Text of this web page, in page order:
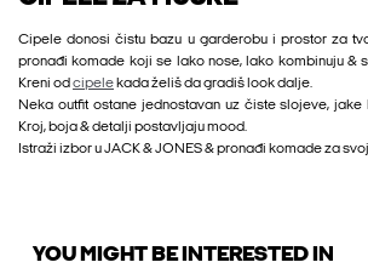
Cipele donosi čistu bazu u garderobu i prostor za
pronađi komade koji se lako nose, lako kombinuju &
Kreni od cipele kada želiš da gradiš look dalje.
Neka outfit ostane jednostavan uz čiste slojeve,
Kroj, boja & detalji postavljaju mood.
Istraži izbor u JACK & JONES & pronađi komade za
YOU MIGHT BE INTERESTED IN